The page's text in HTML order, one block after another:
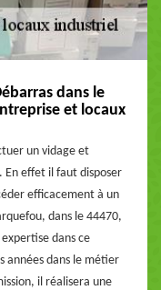
dans le
et locaux
un vidage et
En effet il faut disposer
efficacement à un
dans le 44470,
dans ce
années dans le métier
il réalisera une